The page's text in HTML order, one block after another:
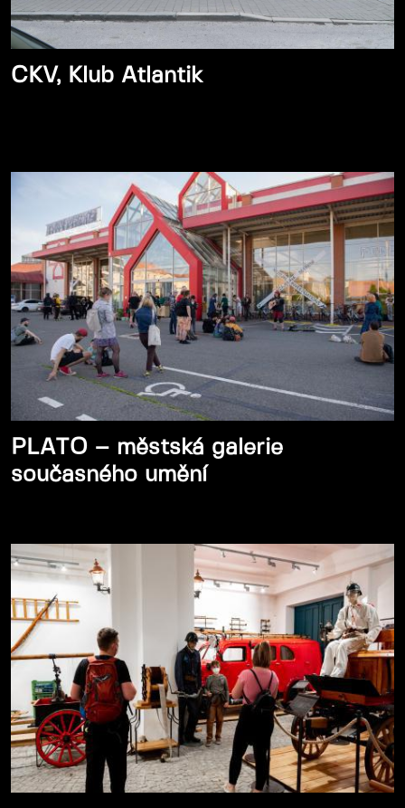
CKV, Klub Atlantik
PLATO – městská galerie
současného umění